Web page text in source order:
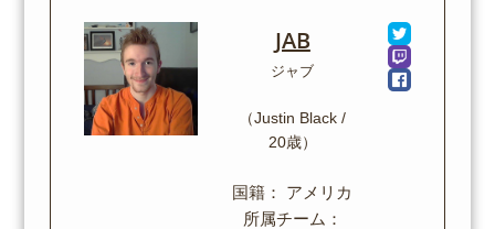
JAB
ジャブ
（Justin Black /
20歳）
国籍： アメリカ
所属チーム：